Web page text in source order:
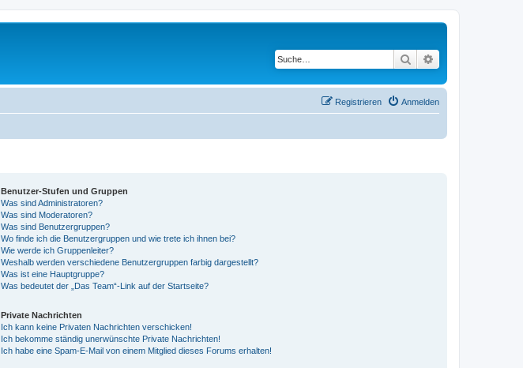
Suche
Anmelden
Registrieren
Benutzer-Stufen und Gruppen
Was sind Administratoren?
Was sind Moderatoren?
Was sind Benutzergruppen?
Wo finde ich die Benutzergruppen und wie trete ich ihnen bei?
Wie werde ich Gruppenleiter?
Weshalb werden verschiedene Benutzergruppen farbig dargestellt?
Was ist eine Hauptgruppe?
Was bedeutet der „Das Team“-Link auf der Startseite?
Private Nachrichten
Ich kann keine Privaten Nachrichten verschicken!
Ich bekomme ständig unerwünschte Private Nachrichten!
Ich habe eine Spam-E-Mail von einem Mitglied dieses Forums erhalten!